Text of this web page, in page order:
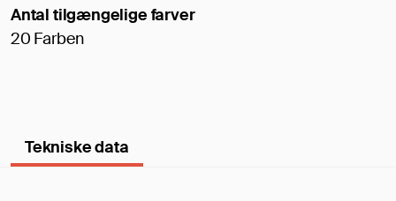
Antal tilgængelige farver
20 Farben
Tekniske data